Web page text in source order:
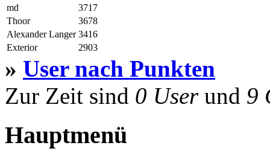
md
3717
Thoor
3678
Alexander Langer 3416
Exterior
2903
» User nach Punkten
Zur Zeit sind 0 Userund 9
Hauptmenü